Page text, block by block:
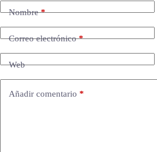
Nombre*
Correo electrónico*
Web
Añadir comentario *